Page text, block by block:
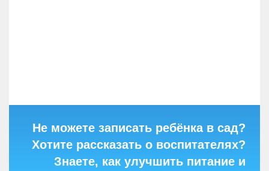
Не можете записать ребёнка в сад?
Хотите рассказать о воспитателях?
Знаете, как улучшить питание и